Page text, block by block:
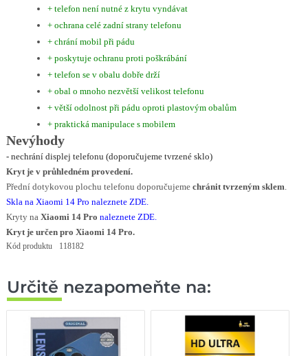
+ telefon není nutné z krytu vyndávat
+ ochrana celé zadní strany telefonu
+ chrání mobil při pádu
+ poskytuje ochranu proti poškrábání
+ telefon se v obalu dobře drží
+ obal o mnoho nezvětší velikost telefonu
+ větší odolnost při pádu oproti plastovým obalům
+ praktická manipulace s mobilem
Nevýhody
- nechrání displej telefonu (doporučujeme tvrzené sklo)
Kryt je v průhledném provedení.
Přední dotykovou plochu telefonu doporučujeme chránit tvrzeným sklem.
Skla na Xiaomi 14 Pro naleznete ZDE.
Kryty na Xiaomi 14 Pro naleznete ZDE.
Kryt je určen pro Xiaomi 14 Pro.
Kód produktu 118182
Určitě nezapomeňte na: